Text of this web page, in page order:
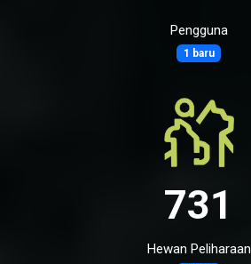
Pengguna
1 baru
731
Hewan Peliharaan